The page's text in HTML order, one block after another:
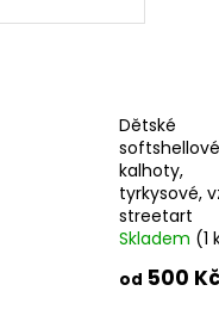
Dětské
softshellové
kalhoty,
tyrkysové,
streetart
Skladem (1
od 500 Kč